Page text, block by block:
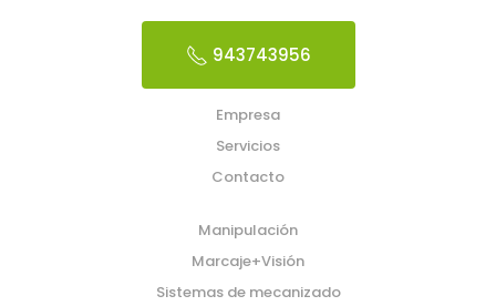
943743956
Empresa
Servicios
Contacto
Manipulación
Marcaje+Visión
Sistemas de mecanizado